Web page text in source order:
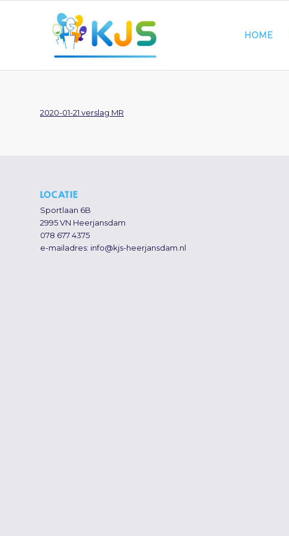
HOME
2020-01-21 verslag MR
LOCATIE
Sportlaan 6B
2995 VN Heerjansdam
078 677 4375
e-mailadres: info@kjs-heerjansdam.nl